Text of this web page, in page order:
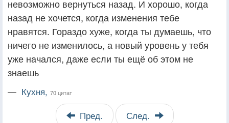
невозможно вернуться назад. И хорошо, когда
назад не хочется, когда изменения тебе
нравятся. Гораздо хуже, когда ты думаешь, что
ничего не изменилось, а новый уровень у тебя
уже начался, даже если ты ещё об этом не
знаешь
— Кухня, 70 цитат
Пред. След.